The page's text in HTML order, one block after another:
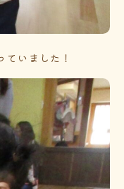
いました！